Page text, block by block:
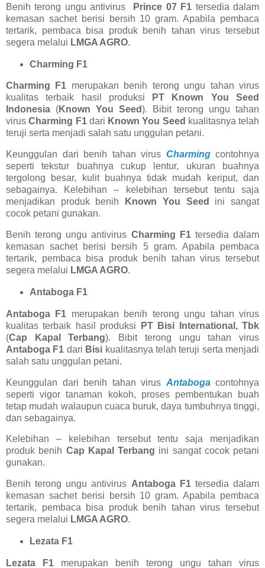
Benih terong ungu antivirus Prince 07 F1 tersedia dalam
kemasan sachet berisi bersih 10 gram. Apabila pembaca
tertarik, pembaca bisa produk benih tahan virus tersebut
segera melalui LMGA AGRO.
Charming F1
Charming F1 merupakan benih terong ungu tahan virus
kualitas terbaik hasil produksi
PT Known You Seed
Indonesia (Known You Seed ). Bibit terong ungu tahan
virusCharming F1 dari Known You Seed kualitasnya telah
teruji serta menjadi salah satu unggulan petani.
Keunggulan dari benih tahan virus Charmingcontohnya
seperti tekstur buahnya cukup lentur, ukuran buahnya
tergolong besar, kulit buahnya tidak mudah keriput, dan
sebagainya. Kelebihan – kelebihan tersebut tentu saja
menjadikan produk benih
Known You Seed
ini sangat
cocok petani gunakan.
Benih terong ungu antivirus Charming F1tersedia dalam
kemasan sachet berisi bersih 5 gram. Apabila pembaca
tertarik, pembaca bisa produk benih tahan virus tersebut
segera melalui LMGA AGRO.
Antaboga F1
Antaboga F1 merupakan benih terong ungu tahan virus
kualitas terbaik hasil produksi
PT Bisi International, Tbk
(Cap Kapal Terbang). Bibit terong ungu tahan virus
Antaboga F1 dari Bisi kualitasnya telah teruji serta menjadi
salah satu unggulan petani.
Keunggulan dari benih tahan virus Antabogacontohnya
seperti vigor tanaman kokoh, proses pembentukan buah
tetap mudah walaupun cuaca buruk, daya tumbuhnya tinggi,
dan sebagainya.
Kelebihan – kelebihan tersebut tentu saja menjadikan
produk benih Cap Kapal Terbang ini sangat cocok petani
gunakan.
Benih terong ungu antivirus Antaboga F1tersedia dalam
kemasan sachet berisi bersih 10 gram. Apabila pembaca
tertarik, pembaca bisa produk benih tahan virus tersebut
segera melalui LMGA AGRO.
Lezata F1
Lezata F1 merupakan benih terong ungu tahan virus